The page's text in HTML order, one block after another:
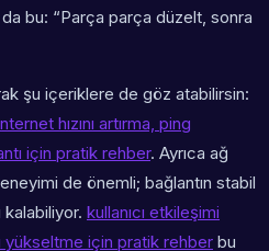
bu: “Parça parça düzelt, sonra
şu içeriklere de göz atabilirsin:
hızını artırma, ping
için pratik rehber. Ayrıca ağ
de önemli; bağlantın stabil
kullanıcı etkileşimi
yükseltme için pratik rehber bu